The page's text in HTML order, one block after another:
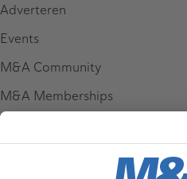
Adverteren
Events
M&A Community
M&A Memberships